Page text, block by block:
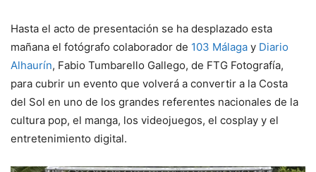
Hasta el acto de presentación se ha desplazado esta
mañana el fotógrafo colaborador de 103 Málaga y Diario
Alhaurín, Fabio Tumbarello Gallego, de FTG Fotografía,
para cubrir un evento que volverá a convertir a la Costa
del Sol en uno de los grandes referentes nacionales de la
cultura pop, el manga, los videojuegos, el cosplay y el
entretenimiento digital.